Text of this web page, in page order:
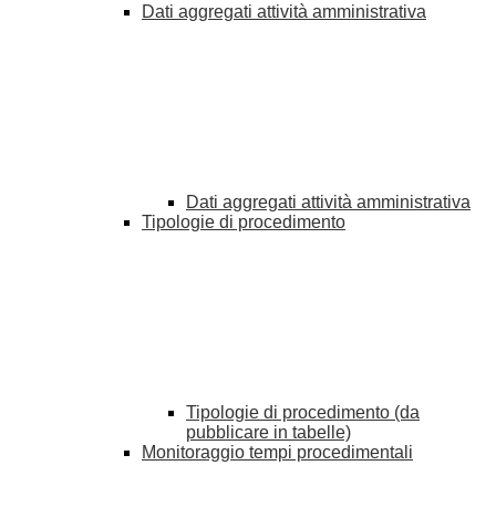
Dati aggregati attività amministrativa
Dati aggregati attività amministrativa
Tipologie di procedimento
Tipologie di procedimento (da
pubblicare in tabelle)
Monitoraggio tempi procedimentali